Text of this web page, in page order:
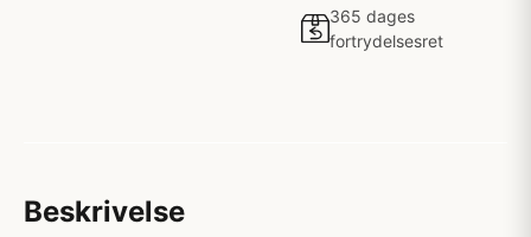
365 dages
fortrydelsesret
Beskrivelse